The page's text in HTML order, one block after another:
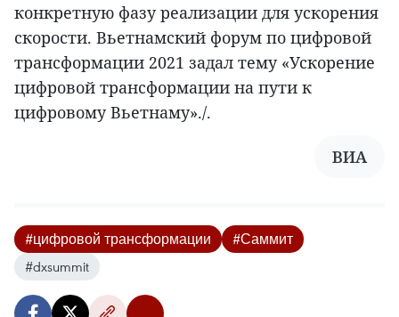
конкретную фазу реализации для ускорения
скорости. Вьетнамский форум по цифровой
трансформации 2021 задал тему «Ускорение
цифровой трансформации на пути к
цифровому Вьетнаму»./.
ВИА
#цифровой трансформации
#Саммит
#dxsummit